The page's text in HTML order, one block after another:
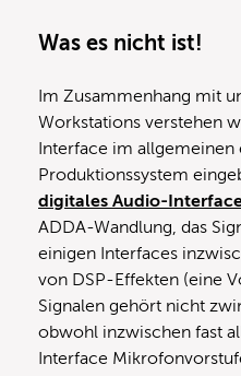
Was es nicht ist!
Im Zusammenhang mit
Workstations verstehen
Interface im allgemeinen
Produktionssystem
digitales Audio-
ADDA-Wandlung, das
einigen Interfaces
von DSP-Effekten (eine
Signalen gehört nicht
obwohl inzwischen fast
Interface